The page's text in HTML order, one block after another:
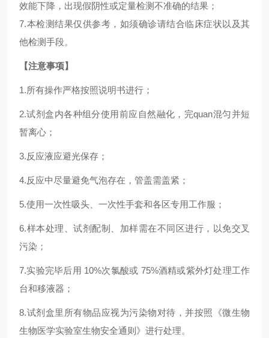
效能下降，出现假阴性或定量检测不准确的结果；
7.本检测结果仅供参考，如须确诊请结合临床症状以及其
他检测手段。
【注意事项】
1.所有操作严格按照说明书进行；
2.试剂盒内各种组分使用前应自然融化，完quan混匀并短
暂离心；
3.反应液应避光保存；
4.反应中尽量避免气泡存在，管盖需盖紧；
5.使用一次性吸头、一次性手套和各区专用工作服；
6.样本处理、试剂配制、加样需在不同区进行，以免交叉
污染；
7.实验完毕后用 10%次氯酸或 75%酒精或紫外灯处理工作
台和移液器；
8.试剂盒里所有物品应视为污染物对待，并按照《微生物
生物医学实验室生物安全通则》进行处理。